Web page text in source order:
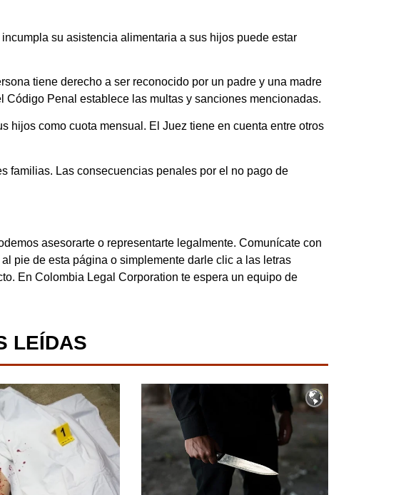
su asistencia alimentaria a sus hijos puede estar
tiene derecho a ser reconocido por un padre y una madre
Penal establece las multas y sanciones mencionadas.
hijos como cuota mensual. El Juez tiene en cuenta entre otros
familias. Las consecuencias penales por el no pago de
asesorarte o representarte legalmente. Comunícate con
pie de esta página o simplemente darle clic a las letras
En Colombia Legal Corporation te espera un equipo de
LEÍDAS